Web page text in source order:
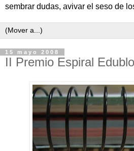
sembrar dudas, avivar el seso de
15 mayo 2008
II Premio Espiral